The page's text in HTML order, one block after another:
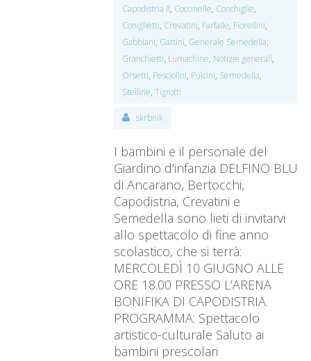
Capodistria II, Coccinelle, Conchiglie,
Coniglietti, Crevatini, Farfalle, Fiorellini,
Gabbiani, Gattini, Generale Semedella,
Granchietti, Lumachine, Notizie generali,
Orsetti, Pesciolini, Pulcini, Semedella,
Stelline,Tigrotti
skrbnik
I bambini e il personale del
Giardino d’infanzia DELFINO BLU
di Ancarano, Bertocchi,
Capodistria, Crevatini e
Semedella sono lieti di invitarvi
allo spettacolo di fine anno
scolastico, che si terrà:
MERCOLEDÌ 10 GIUGNO ALLE
ORE 18.00 PRESSO L’ARENA
BONIFIKA DI CAPODISTRIA.
PROGRAMMA: Spettacolo
artistico-culturale Saluto ai
bambini prescolari